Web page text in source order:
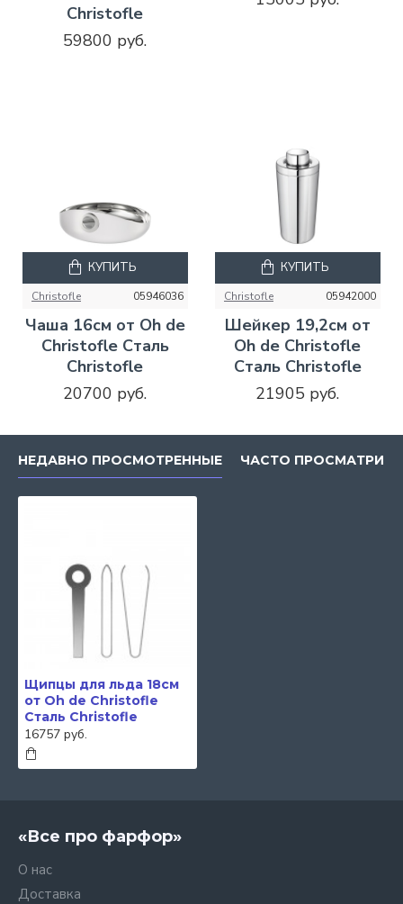
Christofle
59800 руб.
Christofle 05946036
Чаша 16см от Oh de
Christofle Сталь
Christofle
20700 руб.
КУПИТЬ
Christofle 05942000
Шейкер 19,2см от
Oh de Christofle
Сталь Christofle
21905 руб.
КУПИТЬ
НЕДАВНО ПРОСМОТРЕННЫЕ ЧАСТО
Щипцы для льда 18см
от Oh de Christofle
Сталь Christofle
16757 руб.
«Все про фарфор»
О нас
Доставка